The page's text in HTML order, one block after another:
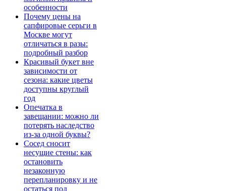
особенности
Почему цены на
сапфировые серьги в
Москве могут
отличаться в разы:
подробный разбор
Красивый букет вне
зависимости от
сезона: какие цветы
доступны круглый
год
Опечатка в
завещании: можно ли
потерять наследство
из-за одной буквы?
Сосед сносит
несущие стены: как
остановить
незаконную
перепланировку и не
остаться под